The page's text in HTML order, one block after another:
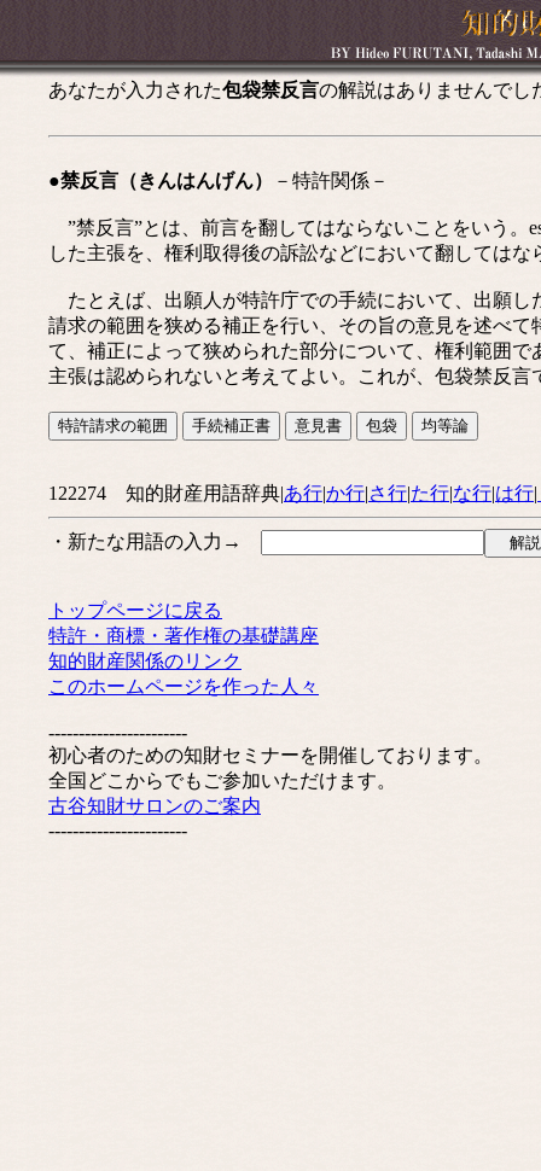
あなたが入力された包袋禁反言の解説はありませんでし
●禁反言（きんはんげん） －特許関係－
”禁反言”とは、前言を翻してはならないことをいう。
した主張を、権利取得後の訴訟などにおいて翻してはな
たとえば、出願人が特許庁での手続において、出願し
請求の範囲を狭める補正を行い、その旨の意見を述べ
て、補正によって狭められた部分について、権利範囲
主張は認められないと考えてよい。これが、包袋禁反言
122274 知的財産用語辞典|あ行|か行|さ行|た行|な行|は行|
・新たな用語の入力→
トップページに戻る
特許・商標・著作権の基礎講座
知的財産関係のリンク
このホームページを作った人々
-----------------------
初心者のための知財セミナーを開催しております。
全国どこからでもご参加いただけます。
古谷知財サロンのご案内
-----------------------